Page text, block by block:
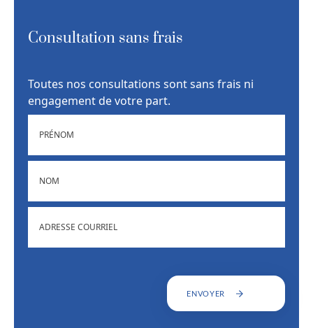
Consultation sans frais
Toutes nos consultations sont sans frais ni
engagement de votre part.
COURRIEL
ENVOYER